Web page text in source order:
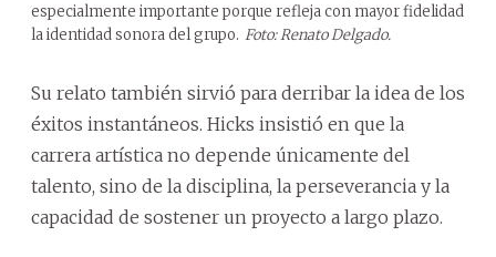
especialmente importante porque refleja con mayor fidelidad
la identidad sonora del grupo. Foto: Renato Delgado.
Su relato también sirvió para derribar la idea de los
éxitos instantáneos. Hicks insistió en que la
carrera artística no depende únicamente del
talento, sino de la disciplina, la perseverancia y la
capacidad de sostener un proyecto a largo plazo.